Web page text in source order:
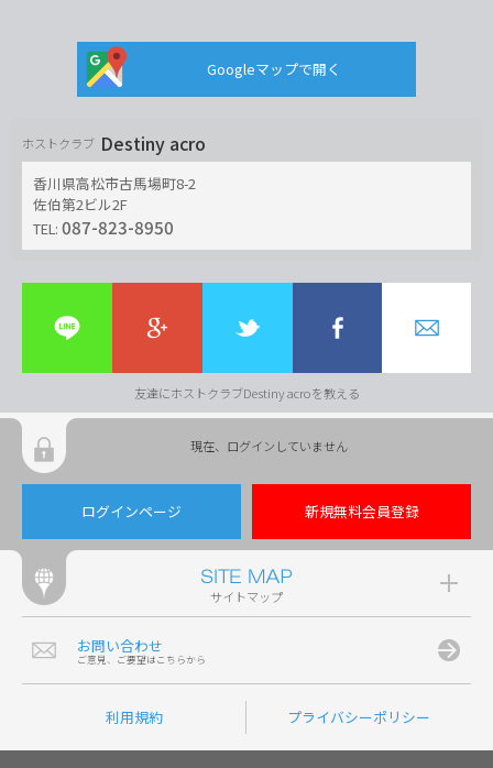
Googleマップで開く
ホストクラブ Destiny acro
香川県高松市古馬場町8-2
佐伯第2ビル2F
TEL: 087-823-8950
友達にホストクラブDestiny acroを教える
現在、ログインしていません
ログインページ 新規無料会員登録
サイトマップ
お問い合わせ
ご意見、ご要望はこちらから
利用規約 プライバシーポリシー